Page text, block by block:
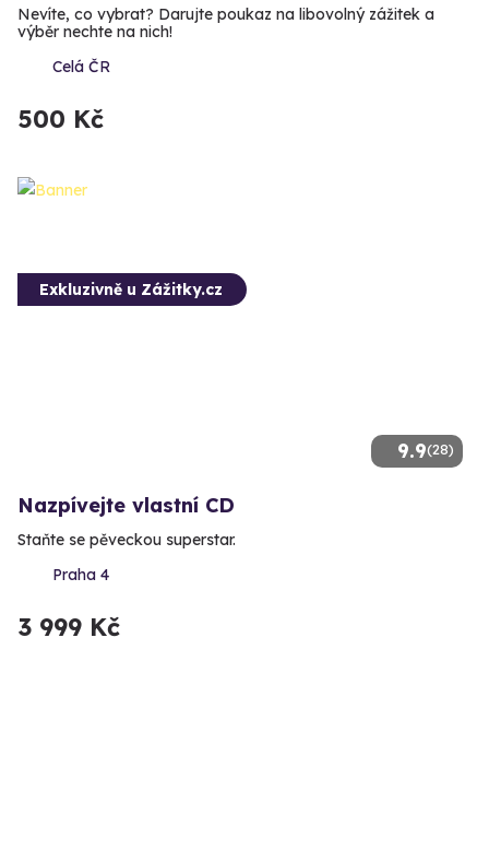
Nevíte, co vybrat? Darujte poukaz na libovolný zážitek a
výběr nechte na nich!
Celá ČR
500 Kč
9.9(28)
Exkluzivně u Zážitky.cz
Nazpívejte vlastní CD
Staňte se pěveckou superstar.
Praha 4
3 999 Kč